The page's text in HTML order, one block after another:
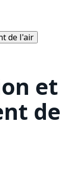
de l'air
et
de